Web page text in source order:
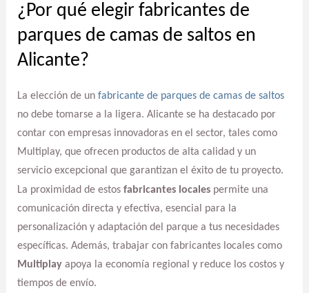
¿Por qué elegir fabricantes de
parques de camas de saltos en
Alicante?
La elección de un fabricante de parques de camas de saltos
no debe tomarse a la ligera. Alicante se ha destacado por
contar con empresas innovadoras en el sector, tales como
Multiplay, que ofrecen productos de alta calidad y un
servicio excepcional que garantizan el éxito de tu proyecto.
La proximidad de estos fabricantes localespermite una
comunicación directa y efectiva, esencial para la
personalización y adaptación del parque a tus necesidades
específicas. Además, trabajar con fabricantes locales como
Multiplayapoya la economía regional y reduce los costos y
tiempos de envío.